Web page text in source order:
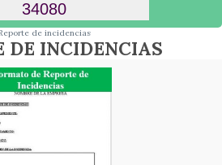
de incidencias
DE INCIDENCIAS